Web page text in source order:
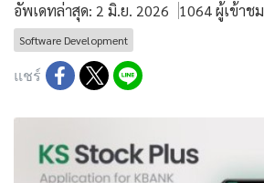
อัพเดทล่าสุด: 2 มิ.ย. 2026 1064 ผู้เข้าชม
Software Development
แชร์